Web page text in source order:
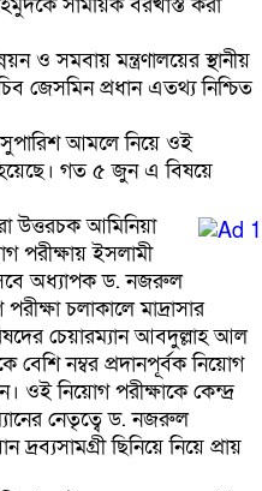
ও সমবায় মন্ত্রণালয়ের স্থানীয়
জেসমিন প্রধান এতথ্য নিশ্চিত
সুপারিশ আমলে নিয়ে ওই
হয়েছে। গত ৫ জুন এ বিষয়ে
উত্তরচক আমিনিয়া
পরীক্ষায় ইসলামী
অধ্যাপক ড. নজরুল
চলাকালে মাদ্রাসার
চেয়ারম্যান আবদুল্লাহ আল
নম্বর প্রদানপূর্বক নিয়োগ
ওই নিয়োগ পরীক্ষাকে কেন্দ্র
নেতৃত্বে ড. নজরুল
ছিনিয়ে নিয়ে প্রায়